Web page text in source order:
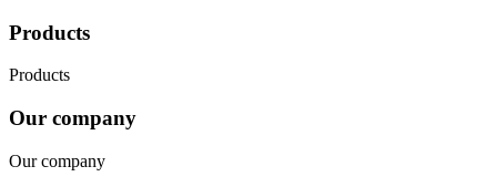
Products
Products
Our company
Our company